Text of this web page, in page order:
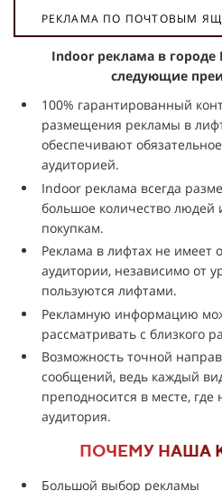
РЕКЛАМА ПО ПОЧТОВЫМ
Indoor реклама в
следующие
100% гарантированный
размещения рекламы в
обеспечивают
аудиторией.
Indoor реклама всегда
большое количество людей
покупкам.
Реклама в лифтах не имеет
аудитории, независимо от
пользуются лифтами.
Рекламную информацию
рассматривать с близкого
Возможность точной
сообщений, ведь каждый
преподносится в месте, где
аудитория.
ПОЧЕМУ НАША
Большой выбор рекламы